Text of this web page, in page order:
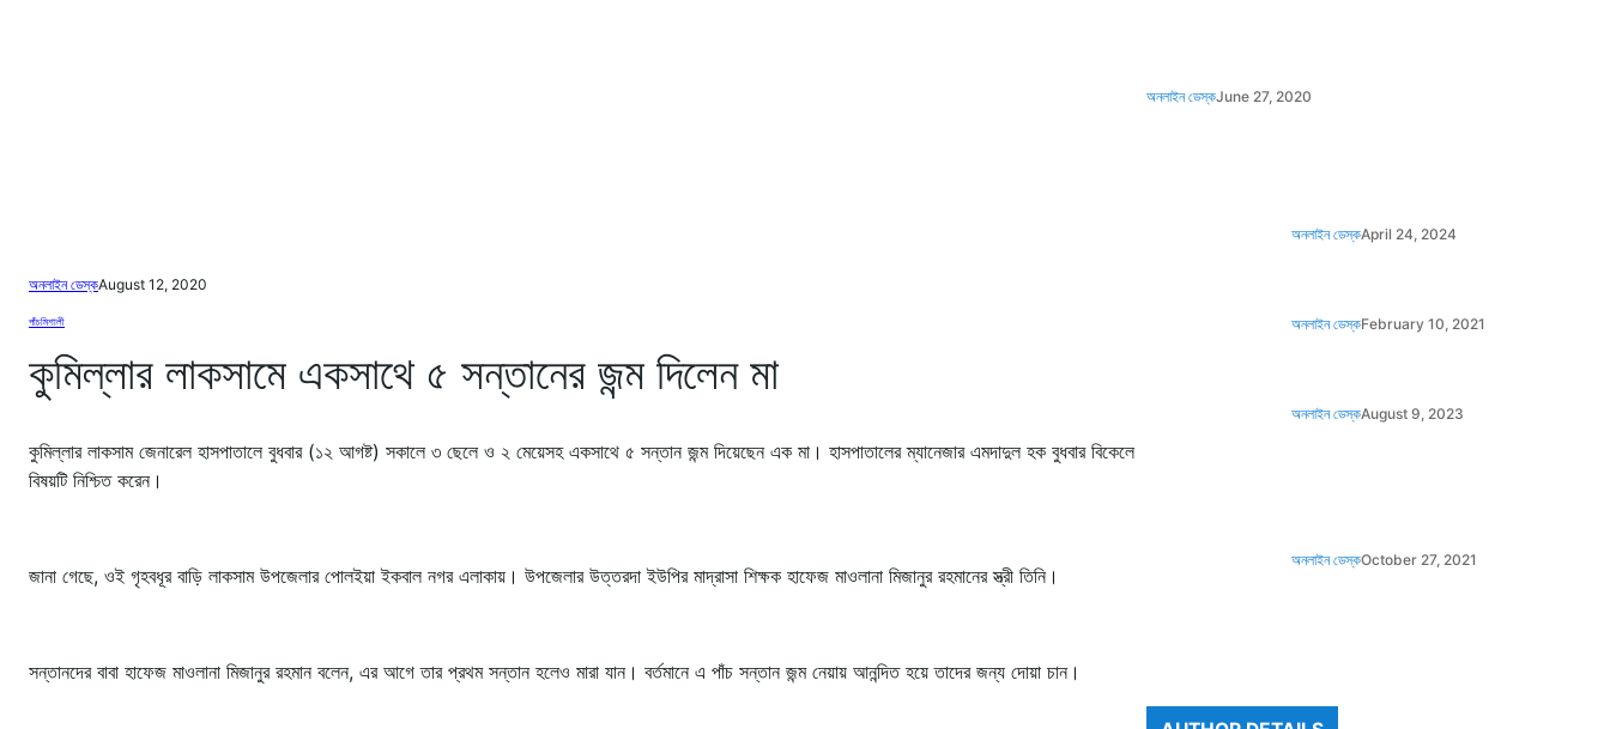
অনলাইন ডেস্কAugust 12, 2020
পাঁচমিশালী
কুমিল্লার লাকসামে একসাথে ৫ সন্তানের জন্ম দিলেন মা
কুমিল্লার লাকসাম জেনারেল হাসপাতালে বুধবার (১২ আগষ্ট) সকালে ৩ ছেলে ও ২ মেয়েসহ একসাথে ৫ সন্তান জন্ম দিয়েছেন এক মা। হাসপাতালের ম্যানেজার এমদাদুল হক বুধবার বিকেলে
বিষয়টি নিশ্চিত করেন।
জানা গেছে, ওই গৃহবধূর বাড়ি লাকসাম উপজেলার পোলইয়া ইকবাল নগর এলাকায়। উপজেলার উত্তরদা ইউপির মাদ্রাসা শিক্ষক হাফেজ মাওলানা মিজানুর রহমানের স্ত্রী তিনি।
সন্তানদের বাবা হাফেজ মাওলানা মিজানুর রহমান বলেন, এর আগে তার প্রথম সন্তান হলেও মারা যান। বর্তমানে এ পাঁচ সন্তান জন্ম নেয়ায় আনন্দিত হয়ে তাদের জন্য দোয়া চান।
অনলাইন ডেস্কJune 27, 2020
অনলাইন ডেস্কApril 24, 2024
অনলাইন ডেস্কFebruary 10, 2021
অনলাইন ডেস্কAugust 9, 2023
অনলাইন ডেস্কOctober 27, 2021